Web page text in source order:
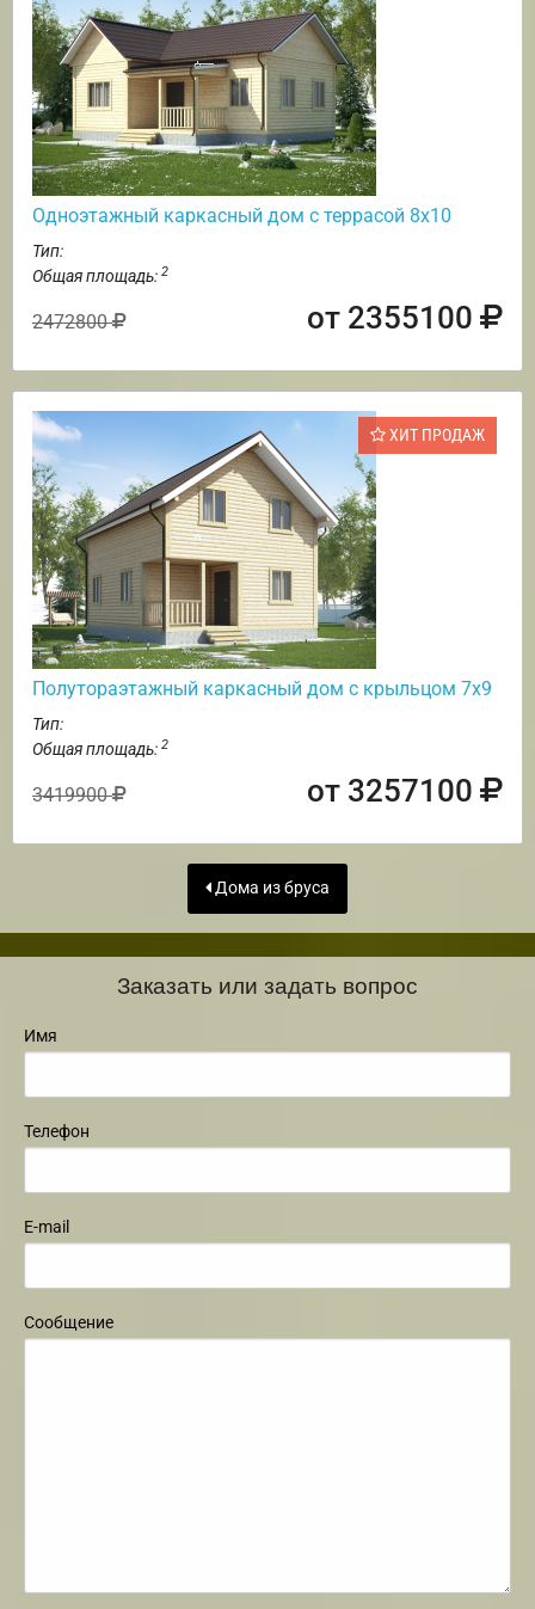
Одноэтажный каркасный дом с террасой 8х10
Тип:
Общая площадь: 2
2472800 от 2355100
ХИТ ПРОДАЖ
Полутораэтажный каркасный дом с крыльцом 7х9
Тип:
Общая площадь: 2
3419900 от 3257100
Дома из бруса
Заказать или задать вопрос
Имя
Телефон
E-mail
Сообщение